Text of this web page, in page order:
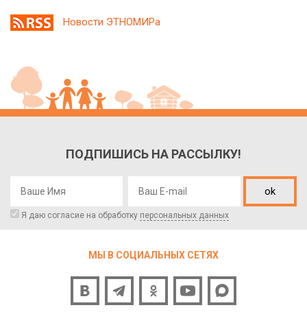
Новости ЭТНОМИРа
ПОДПИШИСЬ НА РАССЫЛКУ!
ok
Я даю согласие на обработку персональных данных
МЫ В СОЦИАЛЬНЫХ СЕТЯХ